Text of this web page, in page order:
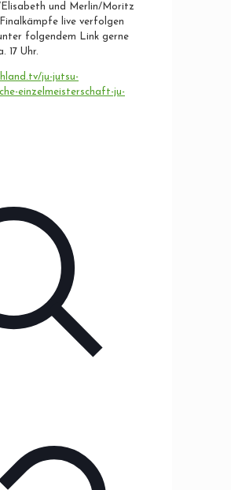
und Merlin/Moritz
live verfolgen
folgendem Link gerne
17 Uhr.
ju-jutsu-
einzelmeisterschaft-ju-